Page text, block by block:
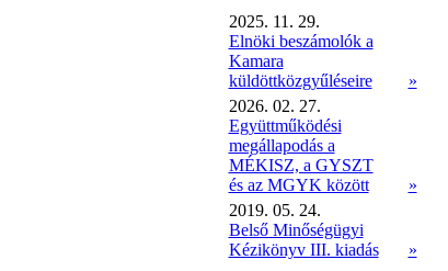
2025. 11. 29.
Elnöki beszámolók a
Kamara
küldöttközgyűléseire
»
2026. 02. 27.
Együttműködési
megállapodás a
MÉKISZ, a GYSZT
és az MGYK között
»
2019. 05. 24.
Belső Minőségügyi
Kézikönyv III. kiadás
»